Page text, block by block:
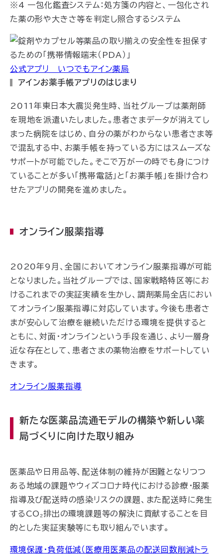
※4 一包化鑑査システム：処方箋の内容と、一包化され
た薬の形や大きさ等を判定し照合するシステム
公式アプリ いつでもアイン薬局
アインお薬手帳アプリのはじまり
2011年東日本大震災発生時、当社グループは薬剤師
を現地を派遣いたしました。患者さまデータが消えてし
まった病院をはじめ、自分の薬がわからない患者さま等
で混乱する中、お薬手帳を持っている方にはスムーズな
サポートが可能でした。そこで万が一の時でも身につけ
ていることが多い「携帯電話」と「お薬手帳」を掛け合わ
せたアプリの開発を進めました。
オンライン服薬指導
2020年9月、全国においてオンライン服薬指導が可能
となりました。当社グループでは、国家戦略特区等にお
けるこれまでの実証実績を生かし、調剤薬局全店におい
てオンライン服薬指導に対応しています。今後も患者さ
まが安心して治療を継続いただける環境を提供すると
ともに、対面・オンラインという手段を通じ、より一層身
近な存在として、患者さまの薬物治療をサポートしてい
きます。
オンライン服薬指導
新たな医薬品流通モデルの構築や新しい薬
局づくりに向けた取り組み
医薬品や日用品等、配送体制の維持が困難となりつつ
ある地域の課題やウィズコロナ時代における診療・服薬
指導及び配送時の感染リスクの課題、また配送時に発生
するCO₂排出の環境課題等の解決に貢献することを目
的とした実証実験等にも取り組んでいます。
環境保護・負荷低減（医療用医薬品の配送回数削減トラ